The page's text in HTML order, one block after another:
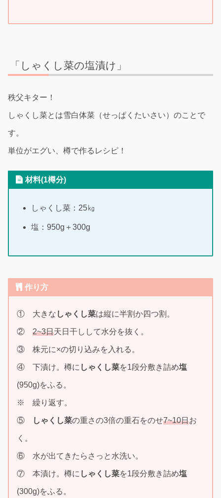
「しゃくし菜の塩漬け」
秩父キター！
しゃくし菜とは雪白体菜（せっぱくたいさい）のことで
す。
単位がエグい、樽で作るレシピ！
材料(1樽分)
しゃくし菜：25㎏
塩：950g＋300g
作り方
① 大きな しゃくし菜は縦に半割か四つ割。
② 2~3日天日干しして水分を抜く。
③ 株元に×の切り込みを入れる。
④ 下漬け。樽に しゃくし菜を1段分敷き詰め塩
(950g)をふる。
※ 繰り返す。
⑤ しゃくし菜の重さの3倍の重石をのせ7~10日お
く。
⑥ 水が出てきたらさっと水洗い。
⑦ 本漬け。樽に しゃくし菜を1段分敷き詰め塩
(300g)をふる。